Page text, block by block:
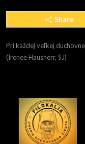
Share
Pri každej veľkej
(Irenee Hausherr, SJ)